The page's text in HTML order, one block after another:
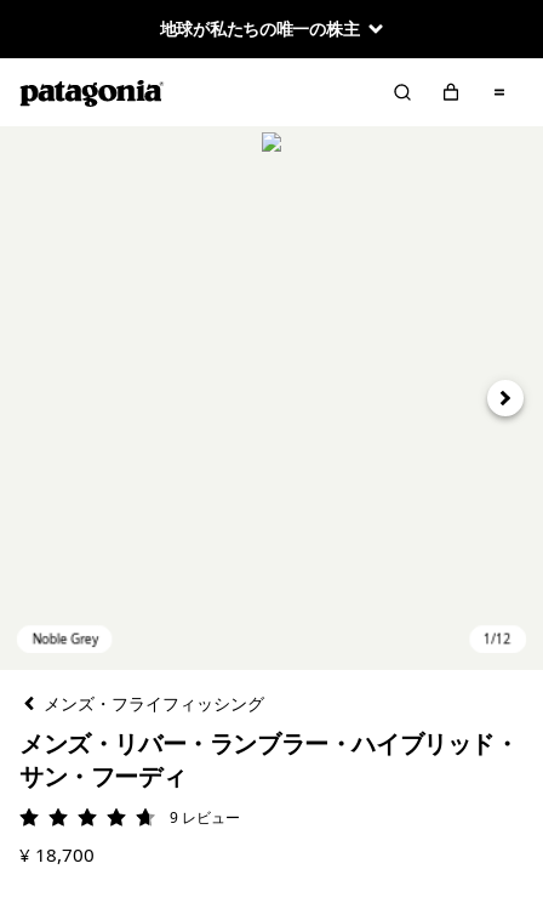
地球が私たちの唯一の株主
次へ
メンズ・フライフィッシング
メンズ・リバー・ランブラー・ハイブリッド・
サン・フーディ
評価: 4.7 / 5
9 レビュー
¥ 18,700